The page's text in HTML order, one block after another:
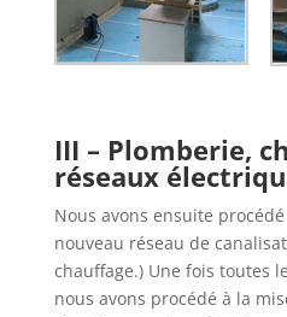
III – Plomberie,
réseaux
Nous avons ensuite procédé
nouveau réseau de
chauffage.) Une fois toutes
nous avons procédé à la